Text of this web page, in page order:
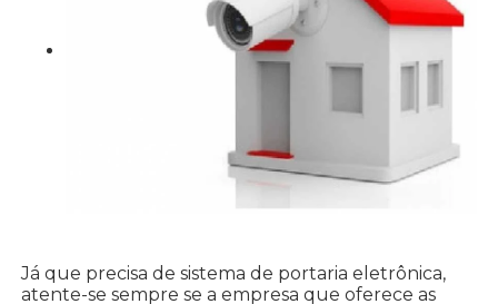
Já que precisa de sistema de portaria eletrônica,
atente-se sempre se a empresa que oferece as